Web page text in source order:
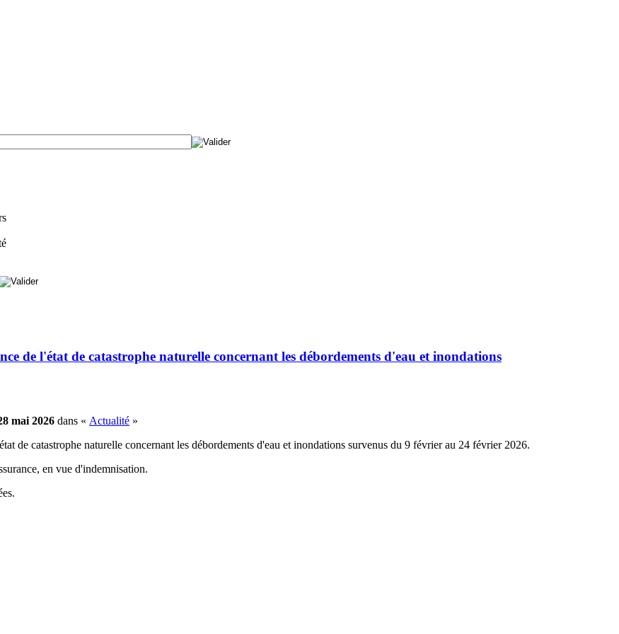
de l'état de catastrophe naturelle concernant les débordements d'eau et inondations
mai 2026 dans « Actualité »
de catastrophe naturelle concernant les débordements d'eau et inondations survenus du 9 février au 24 février 2026.
en vue d'indemnisation.